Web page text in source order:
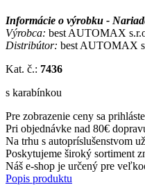
Informácie o výrobku -
Výrobca: best AUTOMAX
Distribútor: best AUTOMAX
Kat. č.: 7436
s karabínkou
Pre zobrazenie ceny sa prihláste
Pri objednávke nad 80€
Na trhu s autopríslušenstvom
Poskytujeme široký sortiment
Náš e-shop je určený pre
Popis produktu